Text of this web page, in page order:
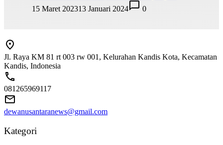
15 Maret 202313 Januari 2024 0
Jl. Raya KM 81 rt 003 rw 001, Kelurahan Kandis Kota, Kecamatan
Kandis, Indonesia
081265969117
dewanusantaranews@gmail.com
Kategori